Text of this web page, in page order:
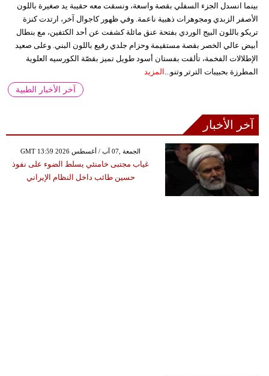
بينما انسدل الجزء السفلي بقصة واسعة، ونسقت معه حقيبة يد صغيرة باللون
الأصفر الزبدي ومجوهرات ذهبية ناعمة. وفي ظهور كاجوال آخر، ارتدت كنزة
تريكو باللون البيج الوردي بفتحة عنق مائلة كشفت عن أحد الكتفين، مع بنطال
أبيض عالي الخصر بقصة مستقيمة وحزام جلدي رفيع باللون البني. وعلى صعيد
الإطلالات الفخمة، تألقت بفستان أسود طويل تميز بقصّة الكورسيه العلوية
المطرزة بحبيبات الترتر وتنو...
المزيد
آخر الأخبار الطبية
آخر الأخبار
GMT 13:59 2026 الجمعة ,07 آب / أغسطس
غياب مجتبى خامنئي يسلط الضوء على نفوذ
حسين طائب داخل النظام الإيراني